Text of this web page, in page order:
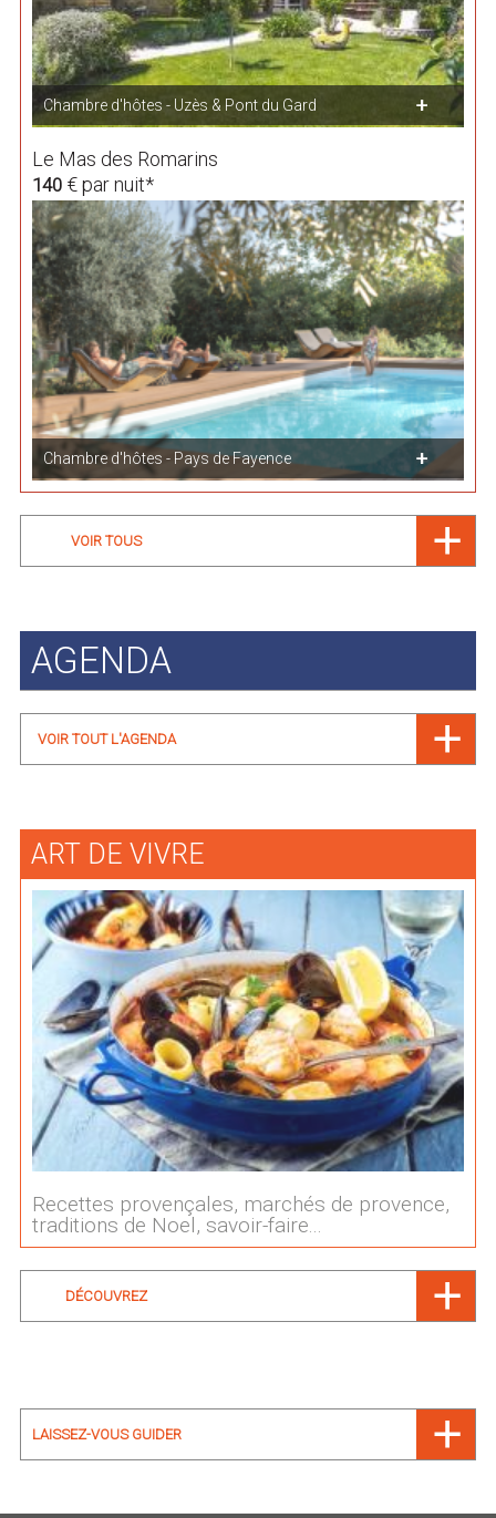
Chambre d'hôtes - Uzès & Pont du Gard
Le Mas des Romarins
140€ par nuit*
Chambre d'hôtes - Pays de Fayence
VOIR TOUS
AGENDA
VOIR TOUT L'AGENDA
ART DE VIVRE
Recettes provençales, marchés de provence,
traditions de Noel, savoir-faire...
DÉCOUVREZ
LAISSEZ-VOUS GUIDER